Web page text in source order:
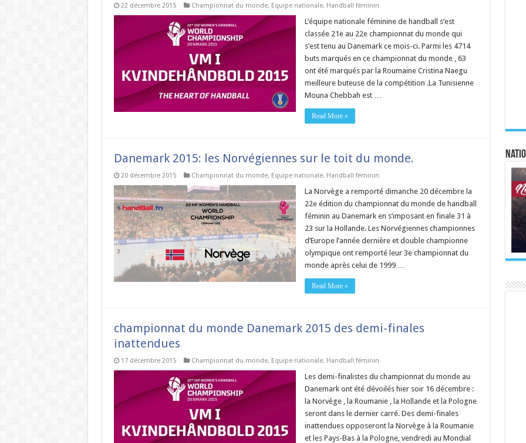
22 décembre 2015 Championnat du monde, Equipe nationale, Handball féminin
L’équipe nationale féminine de handball s’est
classée 21e au 22e championnat du monde qui
s’est tenu au Danemark ce mois-ci. Parmi les 4714
buts marqués en ce championnat du monde , 63
ont été marqués par la Roumaine Cristina Naegu
meilleure buteuse de la compétition .La Tunisienne
Mouna Chebbah est …
Read More »
Danemark 2015: les Norvégiennes sur le toit du monde.
20 décembre 2015 Championnat du monde, Equipe nationale, Handball féminin
La Norvège a remporté dimanche 20 décembre la
22e édition du championnat du monde de handball
féminin au Danemark en s’imposant en finale 31 à
23 sur la Hollande. Les Norvégiennes championnes
d’Europe l’année dernière et double championne
olympique ont remporté leur 3e championnat du
monde après celui de 1999 …
Read More »
championnat du monde Danemark 2015 des demi-finales
inattendues
17 décembre 2015 Championnat du monde, Equipe nationale, Handball féminin
Les demi-finalistes du championnat du monde au
Danemark ont été dévoilés hier soir 16 décembre :
la Norvège , la Roumanie , la Hollande et la Pologne
seront dans le dernier carré. Des demi-finales
inattendues opposeront la Norvège à la Roumanie
et les Pays-Bas à la Pologne, vendredi au Mondial